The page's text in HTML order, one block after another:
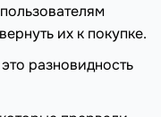
их к покупке.
разновидность